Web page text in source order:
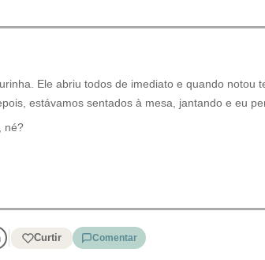
Ele abriu todos de imediato e quando
estávamos sentados à mesa, jantando e eu
né?
Curtir Comentar